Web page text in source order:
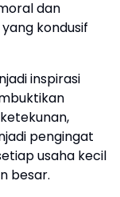
dan
kondusif
inspirasi
pengingat
usaha kecil
besar.